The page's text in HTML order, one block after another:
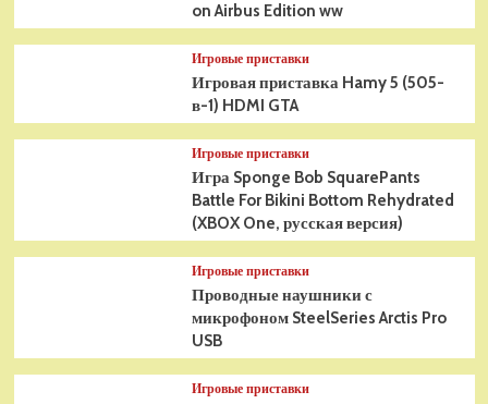
on Airbus Edition ww
Игровые приставки
Игровая приставка Hamy 5 (505-
в-1) HDMI GTA
Игровые приставки
Игра Sponge Bob SquarePants
Battle For Bikini Bottom Rehydrated
(XBOX One, русская версия)
Игровые приставки
Проводные наушники с
микрофоном SteelSeries Arctis Pro
USB
Игровые приставки